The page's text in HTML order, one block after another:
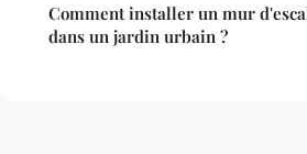
Comment installer un mur
dans un jardin urbain ?